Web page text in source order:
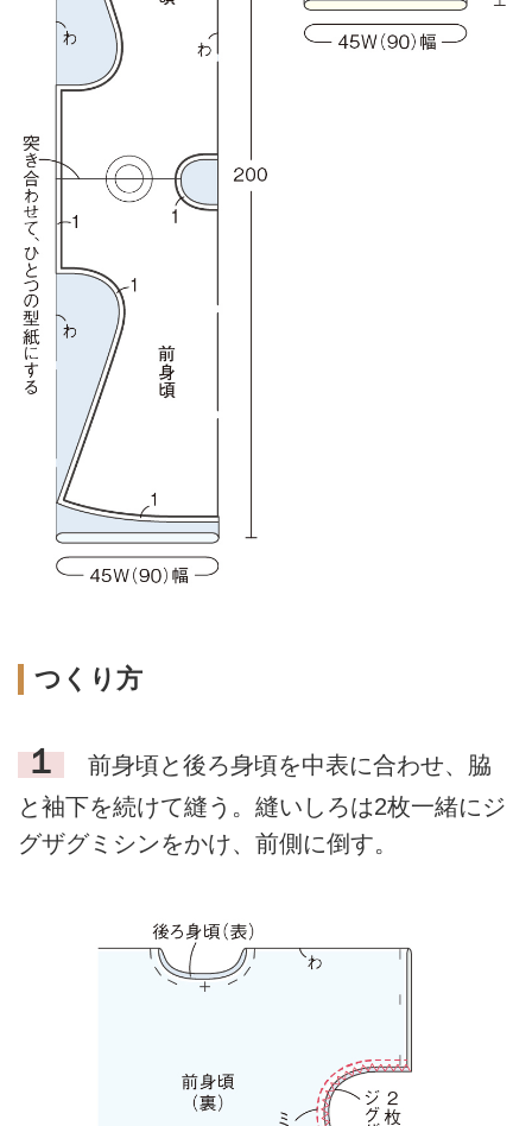
つくり方
１
前身頃と後ろ身頃を中表に合わせ、脇
と袖下を続けて縫う。縫いしろは2枚一緒にジ
グザグミシンをかけ、前側に倒す。